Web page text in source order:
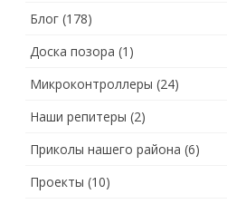
Блог (178)
Доска позора (1)
Микроконтроллеры (24)
Наши репитеры (2)
Приколы нашего района (6)
Проекты (10)